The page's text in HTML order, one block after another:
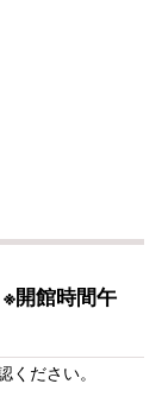
※開館時間午
ださい。